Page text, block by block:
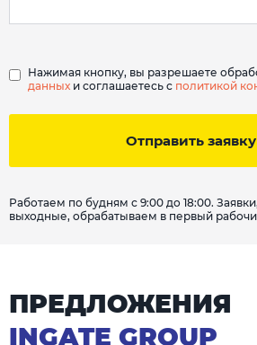
Отправить заявку
Нажимая кнопку, вы разрешаете
данных и соглашаетесь с политикой
Работаем по будням с 9:00 до 18:00.
выходные, обрабатываем в первый
ПРЕДЛОЖЕНИЯ
INGATE GROUP